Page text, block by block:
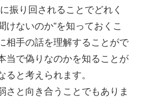
振り回されることでどれく
けないのか”を知っておくこ
相手の話を理解することがで
当で偽りなのかを知ることが
ると考えられます。
さと向き合うことでもありま